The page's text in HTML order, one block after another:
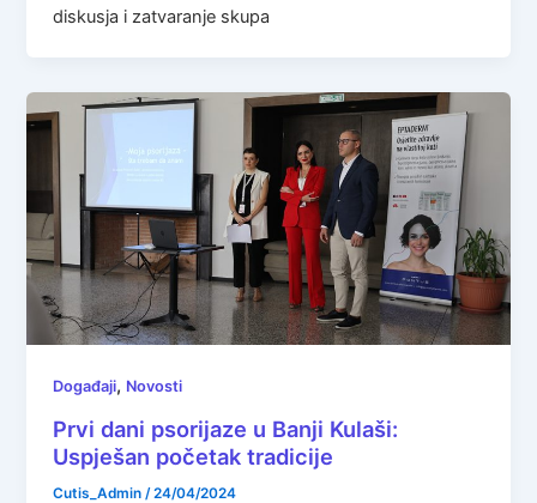
diskusja i zatvaranje skupa
Događaji, Novosti
Prvi dani psorijaze u Banji Kulaši:
Uspješan početak tradicije
Cutis_Admin /24/04/2024